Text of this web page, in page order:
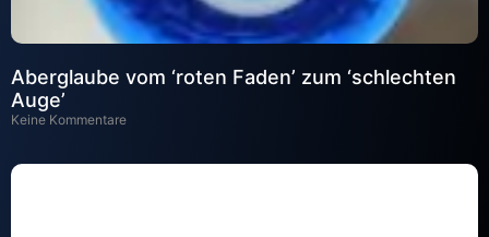
Aberglaube vom ‘roten Faden’ zum ‘schlechten
Auge’
Keine Kommentare